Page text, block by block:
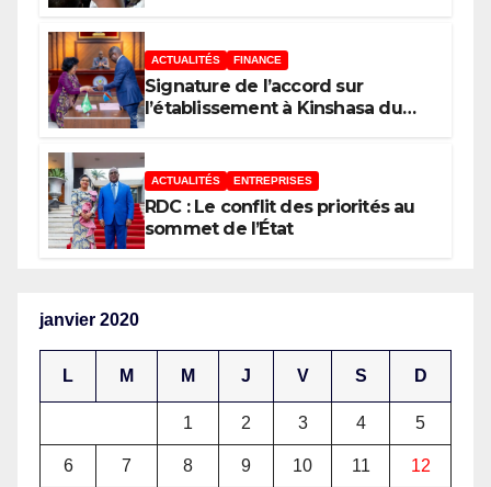
ACTUALITÉS FINANCE
Signature de l’accord sur
l’établissement à Kinshasa du
africaine–Nouveau Partenariat
pour le développement de
l’Afrique (AUDA-NEPAD)
ACTUALITÉS ENTREPRISES
RDC : Le conflit des priorités au
sommet de l’État
janvier 2020
L M M J V S D
1 2 3 4 5
6 7 8 9 10 11 12